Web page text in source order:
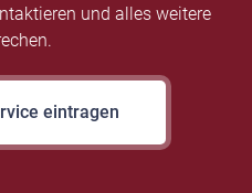
und alles weitere
eintragen